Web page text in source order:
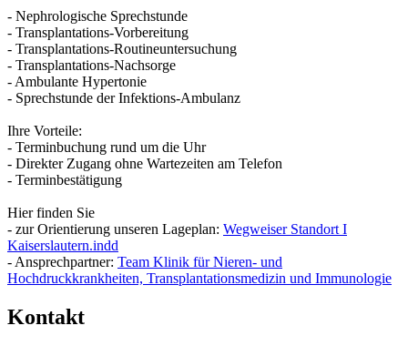
- Nephrologische Sprechstunde
- Transplantations-Vorbereitung
- Transplantations-Routineuntersuchung
- Transplantations-Nachsorge
- Ambulante Hypertonie
- Sprechstunde der Infektions-Ambulanz
Ihre Vorteile:
- Terminbuchung rund um die Uhr
- Direkter Zugang ohne Wartezeiten am Telefon
- Terminbestätigung
Hier finden Sie
- zur Orientierung unseren Lageplan: Wegweiser Standort I
Kaiserslautern.indd
- Ansprechpartner: Team Klinik für Nieren- und
Hochdruckkrankheiten, Transplantationsmedizin und Immunologie
Kontakt